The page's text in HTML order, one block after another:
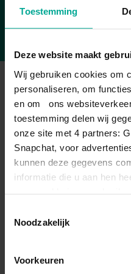
Toestemming
Deze website maakt
Wij gebruiken cookies om
personaliseren, om
en om ons
toestemming delen wij
onze site met 4 partners:
Snapchat, voor
kunnen deze gegevens
informatie die u aan hen
Noodzakelijk
Voorkeuren
diploma.
Denk aan een
waarvan de motor uitvalt
heel wat van de wereld
DIT ZIJN JE
STUDEREN
Liever nog even
een mbo-opleiding op